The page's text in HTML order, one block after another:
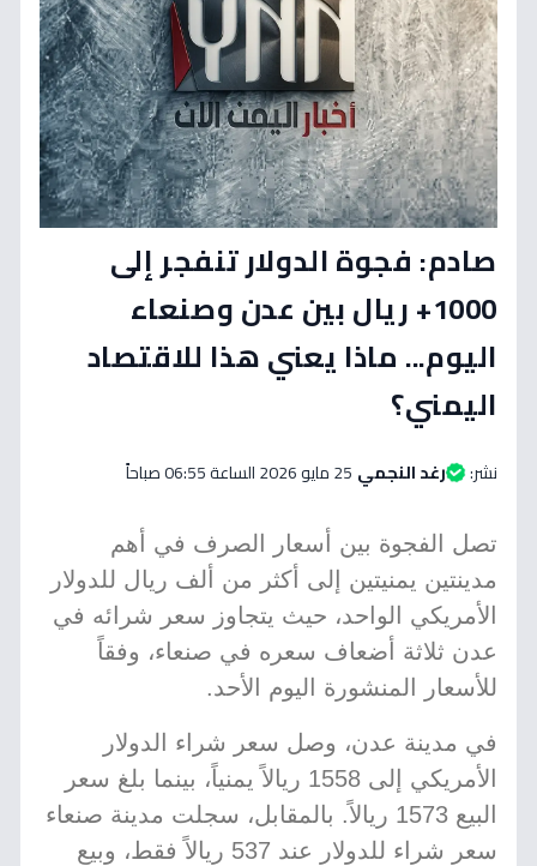
صادم: فجوة الدولار تنفجر إلى
1000+ ريال بين عدن وصنعاء
اليوم... ماذا يعني هذا للاقتصاد
اليمني؟
نشر: رغد النجمي 25 مايو 2026 الساعة 06:55 صباحاً
تصل الفجوة بين أسعار الصرف في أهم
مدينتين يمنيتين إلى أكثر من ألف ريال للدولار
الأمريكي الواحد، حيث يتجاوز سعر شرائه في
عدن ثلاثة أضعاف سعره في صنعاء، وفقاً
للأسعار المنشورة اليوم الأحد.
في مدينة عدن، وصل سعر شراء الدولار
الأمريكي إلى 1558 ريالاً يمنياً، بينما بلغ سعر
البيع 1573 ريالاً. بالمقابل، سجلت مدينة صنعاء
سعر شراء للدولار عند 537 ريالاً فقط، وبيع